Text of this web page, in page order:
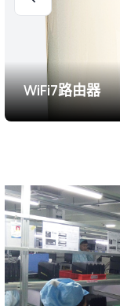
WiFi7路由器